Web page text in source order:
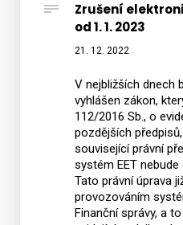
Zrušení
od 1. 1. 2023
21. 12. 2022
V nejbližších dnech
vyhlášen zákon,
112/2016 Sb., o
pozdějších
související právní
systém EET
Tato právní úprava
provozováním
Finanční správy, a